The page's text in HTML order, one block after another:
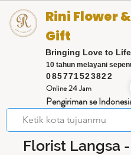
085771523822
Rini Flower &
Gift
Bringing Love to Life
Online 24 Jam
Pengiriman se
10 tahun melayani
Florist Langsa